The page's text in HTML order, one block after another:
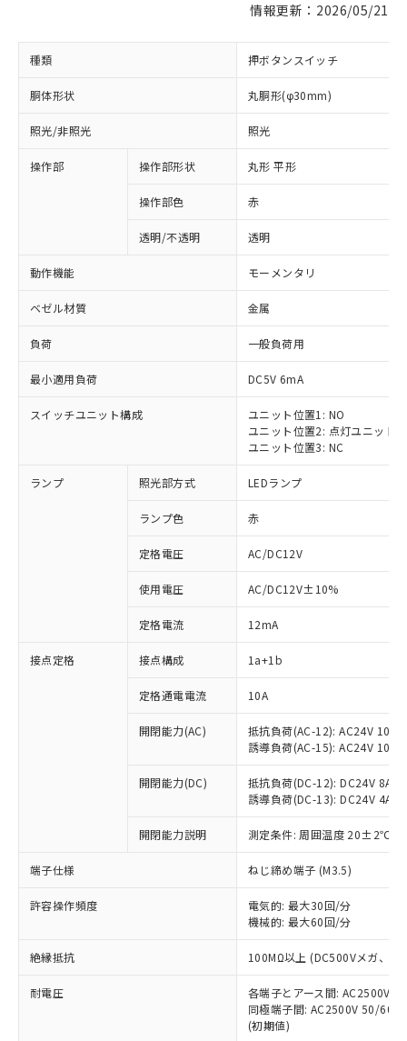
情報更新：2026/05/21
種類 押ボタンスイッチ
胴体形状 丸胴形(φ30mm)
照光/非照光 照光
操作部 操作部形状 丸形 平形
操作部色 赤
透明/不透明 透明
動作機能 モーメンタリ
ベゼル材質 金属
負荷 一般負荷用
最小適用負荷 DC5V 6mA
スイッチユニット構成
ユニット位置1: NO
ユニット位置2: 点灯ユニット
ユニット位置3: NC
ランプ 照光部方式 LEDランプ
ランプ色 赤
定格電圧 AC/DC12V
使用電圧 AC/DC12V±10%
定格電流 12mA
接点定格 接点構成 1a+1b
定格通電電流 10A
開閉能力(AC)
抵抗負荷(AC-12): AC24V 10A/
誘導負荷(AC-15): AC24V
開閉能力(DC)
抵抗負荷(DC-12): DC24V 8A/
誘導負荷(DC-13): DC24V 4A/
開閉能力説明 測定条件: 周囲温度 20±2℃、
端子仕様 ねじ締め端子 (M3.5)
許容操作頻度
電気的: 最大30回/分
機械的: 最大60回/分
絶縁抵抗 100MΩ以上 (DC500Vメガ、点
耐電圧
各端子とアース間: AC2500V
同極端子間: AC2500V 50/
(初期値)
ご利用条件
ご利用ください。
本サービスは、当社制御機器事業取扱
商品の当社在庫状況および標準価格
(税抜)を提供させていただくもので
当社制御機器事業取扱商品の中には、
本サービスの対象外となる商品もある
ことをご了承ください。
在庫状況および標準価格照会結果は、
対応済み：EU RoHS指令（10物質）の
非含有に対応した製品が提供可能な商品で
対応予定：EU RoHS指令（10物質）の非含
有に対応した製品に切り替える予定のある
対応予定なし：EU RoHS指令（10物質）の
非含有に非対応の商品で、対応品を出す予
定はありません。
調査・確認中：EU RoHS指令（10物質）の
非含有の対応状況を調査中または確認中の
害物質有無と関係のない商品です。
仕入先様の事情により、非含有部品として
いたものが、含有品と判明した場合などや
むを得ず変更することがあります。
※1 中国RoHS○×表
「○」：最大均質材料含有率が中国RoHSの
基準値以下であることを示します。
「×」：最大均質材料含有率が中国RoHSの
基準値を超えていることを示します。
「－」：未確認です。当社販売部門へお問
当社は、これら貴社製品のうち、外国
為替および外国貿易法に定める商品